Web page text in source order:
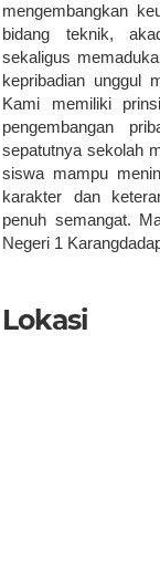
mengembangkan
bidang teknik,
sekaligus
kepribadian unggul
Kami memiliki
pengembangan
sepatutnya sekolah
siswa mampu
karakter dan
penuh semangat.
Negeri 1
Lokasi